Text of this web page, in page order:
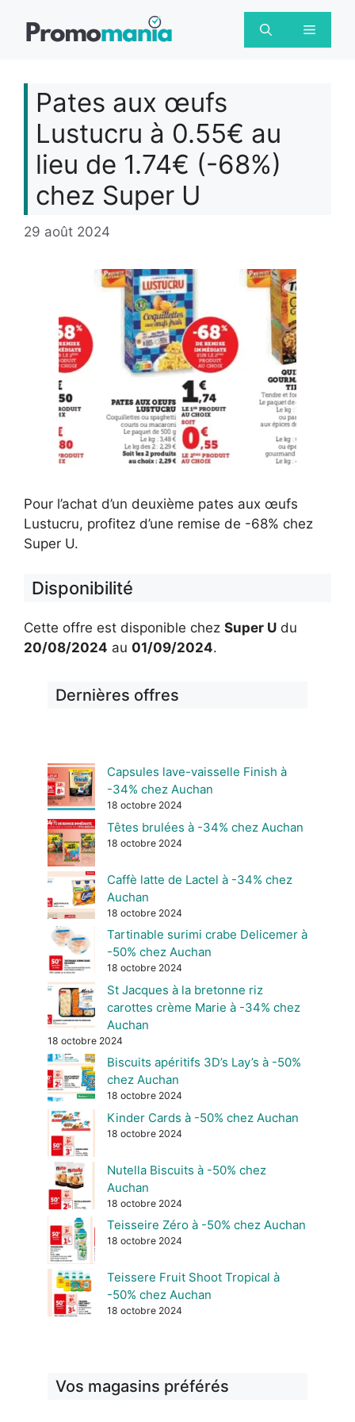
Menu
Pates aux œufs
Lustucru à 0.55€ au
lieu de 1.74€ (-68%)
chez Super U
29 août 2024
Pour l’achat d’un deuxième pates aux œufs
Lustucru, profitez d’une remise de -68% chez
Super U.
Disponibilité
Cette offre est disponible chez Super U du
20/08/2024 au 01/09/2024.
Dernières offres
Capsules lave-vaisselle Finish à
-34% chez Auchan
18 octobre 2024
Têtes brulées à -34% chez Auchan
18 octobre 2024
Caffè latte de Lactel à -34% chez
Auchan
18 octobre 2024
Tartinable surimi crabe Delicemer à
-50% chez Auchan
18 octobre 2024
St Jacques à la bretonne riz
carottes crème Marie à -34% chez
Auchan
18 octobre 2024
Biscuits apéritifs 3D’s Lay’s à -50%
chez Auchan
18 octobre 2024
Kinder Cards à -50% chez Auchan
18 octobre 2024
Nutella Biscuits à -50% chez
Auchan
18 octobre 2024
Teisseire Zéro à -50% chez Auchan
18 octobre 2024
Teissere Fruit Shoot Tropical à
-50% chez Auchan
18 octobre 2024
Vos magasins préférés